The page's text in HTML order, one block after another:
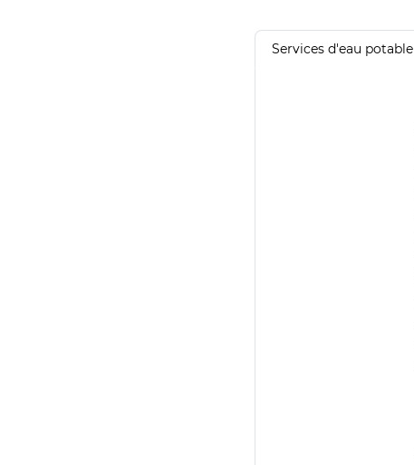
Services d'eau potable